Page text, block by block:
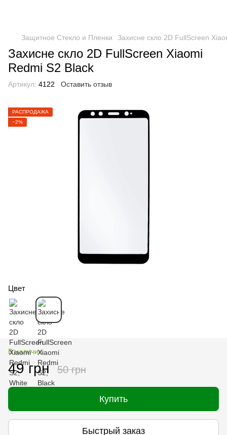
Защитное Стекло и Пленки Захисне скло 2D FullScreen
Захисне скло 2D FullScreen Xiaomi
Redmi S2 Black
Артикул: 4122 Оставить отзыв
РАСПРОДАЖА
−2%
Цвет
В наличии
49 грн 50 грн
Купить
Быстрый заказ